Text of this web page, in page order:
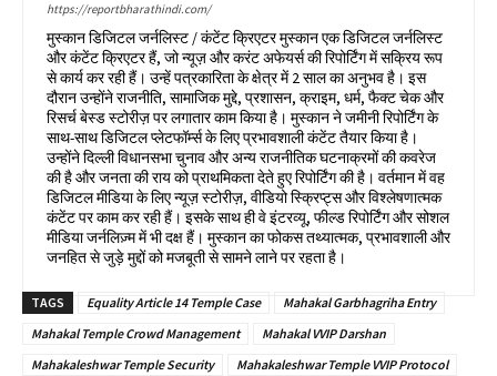
https://reportbharathindi.com/
मुस्कान डिजिटल जर्नलिस्ट / कंटेंट क्रिएटर मुस्कान एक डिजिटल जर्नलिस्ट
और कंटेंट क्रिएटर हैं, जो न्यूज़ और करंट अफेयर्स की रिपोर्टिंग में सक्रिय रूप
से कार्य कर रही हैं। उन्हें पत्रकारिता के क्षेत्र में 2 साल का अनुभव है। इस
दौरान उन्होंने राजनीति, सामाजिक मुद्दे, प्रशासन, क्राइम, धर्म, फैक्ट चेक और
रिसर्च बेस्ड स्टोरीज़ पर लगातार काम किया है। मुस्कान ने जमीनी रिपोर्टिंग के
साथ-साथ डिजिटल प्लेटफॉर्म्स के लिए प्रभावशाली कंटेंट तैयार किया है।
उन्होंने दिल्ली विधानसभा चुनाव और अन्य राजनीतिक घटनाक्रमों की कवरेज
की है और जनता की राय को प्राथमिकता देते हुए रिपोर्टिंग की है। वर्तमान में वह
डिजिटल मीडिया के लिए न्यूज़ स्टोरीज़, वीडियो स्क्रिप्ट्स और विश्लेषणात्मक
कंटेंट पर काम कर रही हैं। इसके साथ ही वे इंटरव्यू, फील्ड रिपोर्टिंग और सोशल
मीडिया जर्नलिज़्म में भी दक्ष हैं। मुस्कान का फोकस तथ्यात्मक, प्रभावशाली और
जनहित से जुड़े मुद्दों को मजबूती से सामने लाने पर रहता है।
TAGS Equality Article 14 Temple Case
Mahakal Garbhagriha Entry
Mahakal Temple Crowd Management
Mahakal VVIP Darshan
Mahakaleshwar Temple Security
Mahakaleshwar Temple VVIP Protocol